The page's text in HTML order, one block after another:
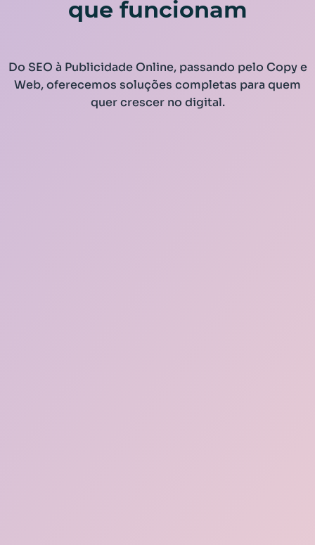
que funcionam
Do SEO à Publicidade Online, passando pelo Copy e
Web, oferecemos soluções completas para quem
quer crescer no digital.